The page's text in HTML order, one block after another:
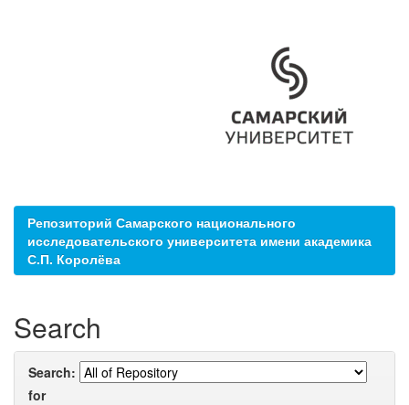
Репозиторий Самарского национального
исследовательского университета имени академика
С.П. Королёва
Search
Search:
for